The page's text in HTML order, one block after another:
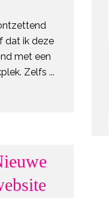
dat ik deze
met een
Zelfs ...